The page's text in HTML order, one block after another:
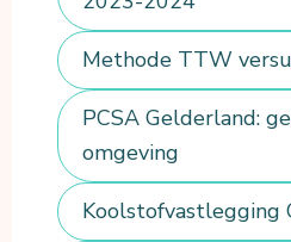
Methode TTW
PCSA Gelderland:
omgeving
Koolstofvastlegging